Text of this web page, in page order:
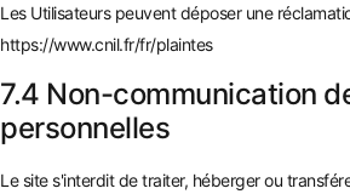
Les Utilisateurs peuvent déposer une
https://www.cnil.fr/fr/plaintes
7.4 Non-communication
personnelles
Le site s'interdit de traiter, héberger ou